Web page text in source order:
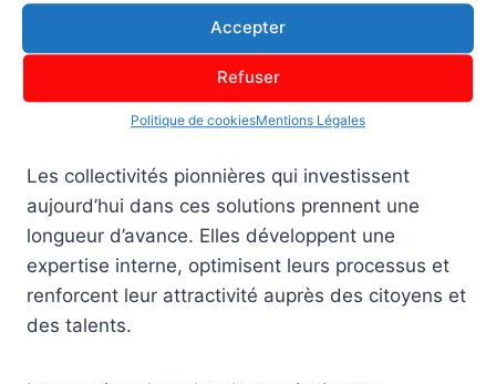
Accepter
Refuser
Politique de cookiesMentions Légales
indéniablement par la digitalisation. Les outils
évoluent rapidement, intégrant intelligence
artificielle et analyses prédictives pour anticiper
les enjeux de demain.
Les collectivités pionnières qui investissent
aujourd’hui dans ces solutions prennent une
longueur d’avance. Elles développent une
expertise interne, optimisent leurs processus et
renforcent leur attractivité auprès des citoyens et
des talents.